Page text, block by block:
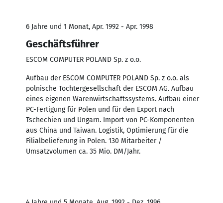
6 Jahre und 1 Monat, Apr. 1992 - Apr. 1998
Geschäftsführer
ESCOM COMPUTER POLAND Sp. z o.o.
Aufbau der ESCOM COMPUTER POLAND Sp. z o.o. als
polnische Tochtergesellschaft der ESCOM AG. Aufbau
eines eigenen Warenwirtschaftssystems. Aufbau einer
PC-Fertigung für Polen und für den Export nach
Tschechien und Ungarn. Import von PC-Komponenten
aus China und Taiwan. Logistik, Optimierung für die
Filialbelieferung in Polen. 130 Mitarbeiter /
Umsatzvolumen ca. 35 Mio. DM/Jahr.